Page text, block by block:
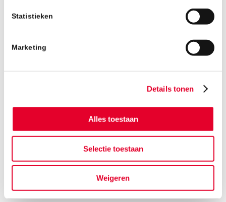
Statistieken
Marketing
Details tonen
Alles toestaan
Selectie toestaan
Weigeren
ALLE FRONTEN
van werken en interne processen nog sterker
gegroeid van zo’n twintig collega’s in 2016 naar
ruim 40 vandaag de dag. Tevens is het systeem,
doorontwikkeld. Dit resulteert in een sneller
en bovendien efficiënter proces met minder
faalkosten, betere communicatie en minder
garantiewerkzaamheden. Alle informatie met
betrekking tot een project of werkorder wordt
van start tot finish vastgelegd, waardoor dit
direct beschikbaar is voor de juiste personen.